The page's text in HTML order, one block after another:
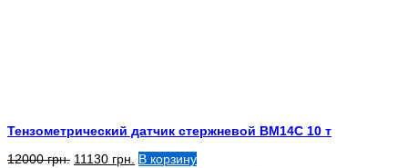
Тензометрический датчик стержневой BM14C 10 т
12000грн. Первоначальная
11130 грн. Текущая
В корзину